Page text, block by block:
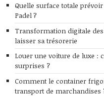
Quelle surface totale
Padel ?
Transformation digitale
laisser sa trésorerie
Louer une voiture de luxe :
surprises ?
Comment le container
transport de marchandises